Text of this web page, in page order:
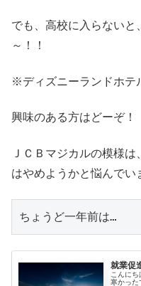
でも、高校に入らないと
～！！
※ディズニーランドホテ
興味のある方はどーぞ！
ＪＣＢマジカルの模様
はやめようかと悩んでい
ちょうど一年前は…
就業促
こんに
寒かった